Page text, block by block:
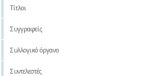
Τίτλοι
Συγγραφείς
Συλλογικό όργανο
Συντελεστές